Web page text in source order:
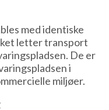
med identiske
letter transport
De er
i
miljøer.